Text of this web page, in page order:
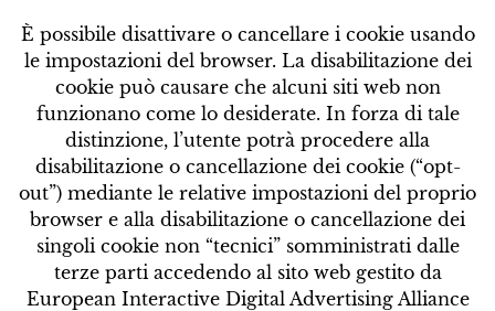
È possibile disattivare o cancellare i cookie usando
le impostazioni del browser. La disabilitazione dei
cookie può causare che alcuni siti web non
funzionano come lo desiderate. In forza di tale
distinzione, l’utente potrà procedere alla
disabilitazione o cancellazione dei cookie (“opt-
out”) mediante le relative impostazioni del proprio
browser e alla disabilitazione o cancellazione dei
singoli cookie non “tecnici” somministrati dalle
terze parti accedendo al sito web gestito da
European Interactive Digital Advertising Alliance